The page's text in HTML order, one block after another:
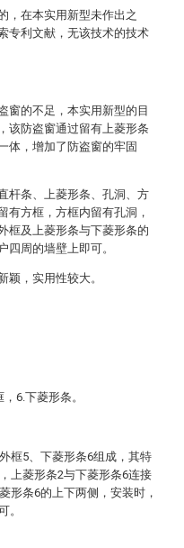
，在本实用新型未作出之
专利文献，无该技术的技术
窗的不足，本实用新型的目
该防盗窗通过留有上菱形条
体，增加了防盗窗的牢固
杆条、上菱形条、孔洞、方
有方框，方框内留有孔洞，
框及上菱形条与下菱形条的
周的墙壁上即可。
，实用性较大。
6.下菱形条。
框5、下菱形条6组成，其特
上菱形条2与下菱形条6连接
形条6的上下两侧，安装时，
。